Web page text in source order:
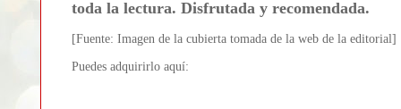
toda la lectura. Disfrutada y recomendada.
[Fuente: Imagen de la cubierta tomada de la web de la editorial]
Puedes adquirirlo aquí: